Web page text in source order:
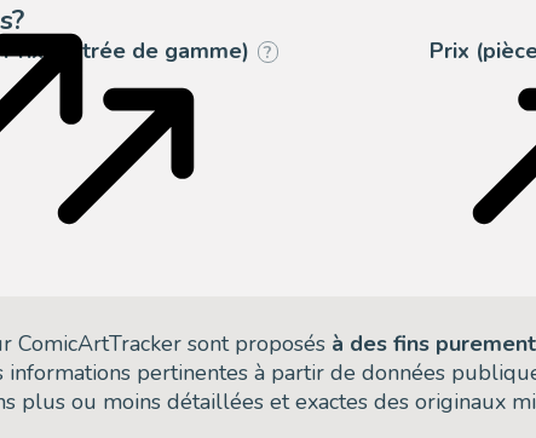
Prix (entrée de gamme) ? Prix
ComicArtTracker sont proposés à des fins
pertinentes à partir de données
plus ou moins détaillées et exactes des originaux